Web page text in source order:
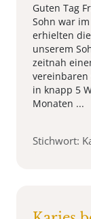
Guten Tag
Sohn war
erhielten
unserem
zeitnah
vereinbaren
in knapp 5
Monaten ...
Stichwort: